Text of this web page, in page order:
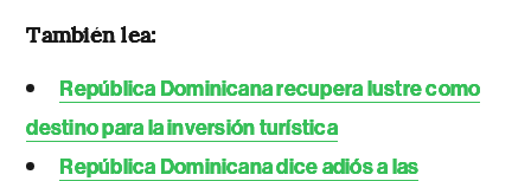
También lea:
República Dominicana recupera lustre como
destino para la inversión turística
República Dominicana dice adiós a las